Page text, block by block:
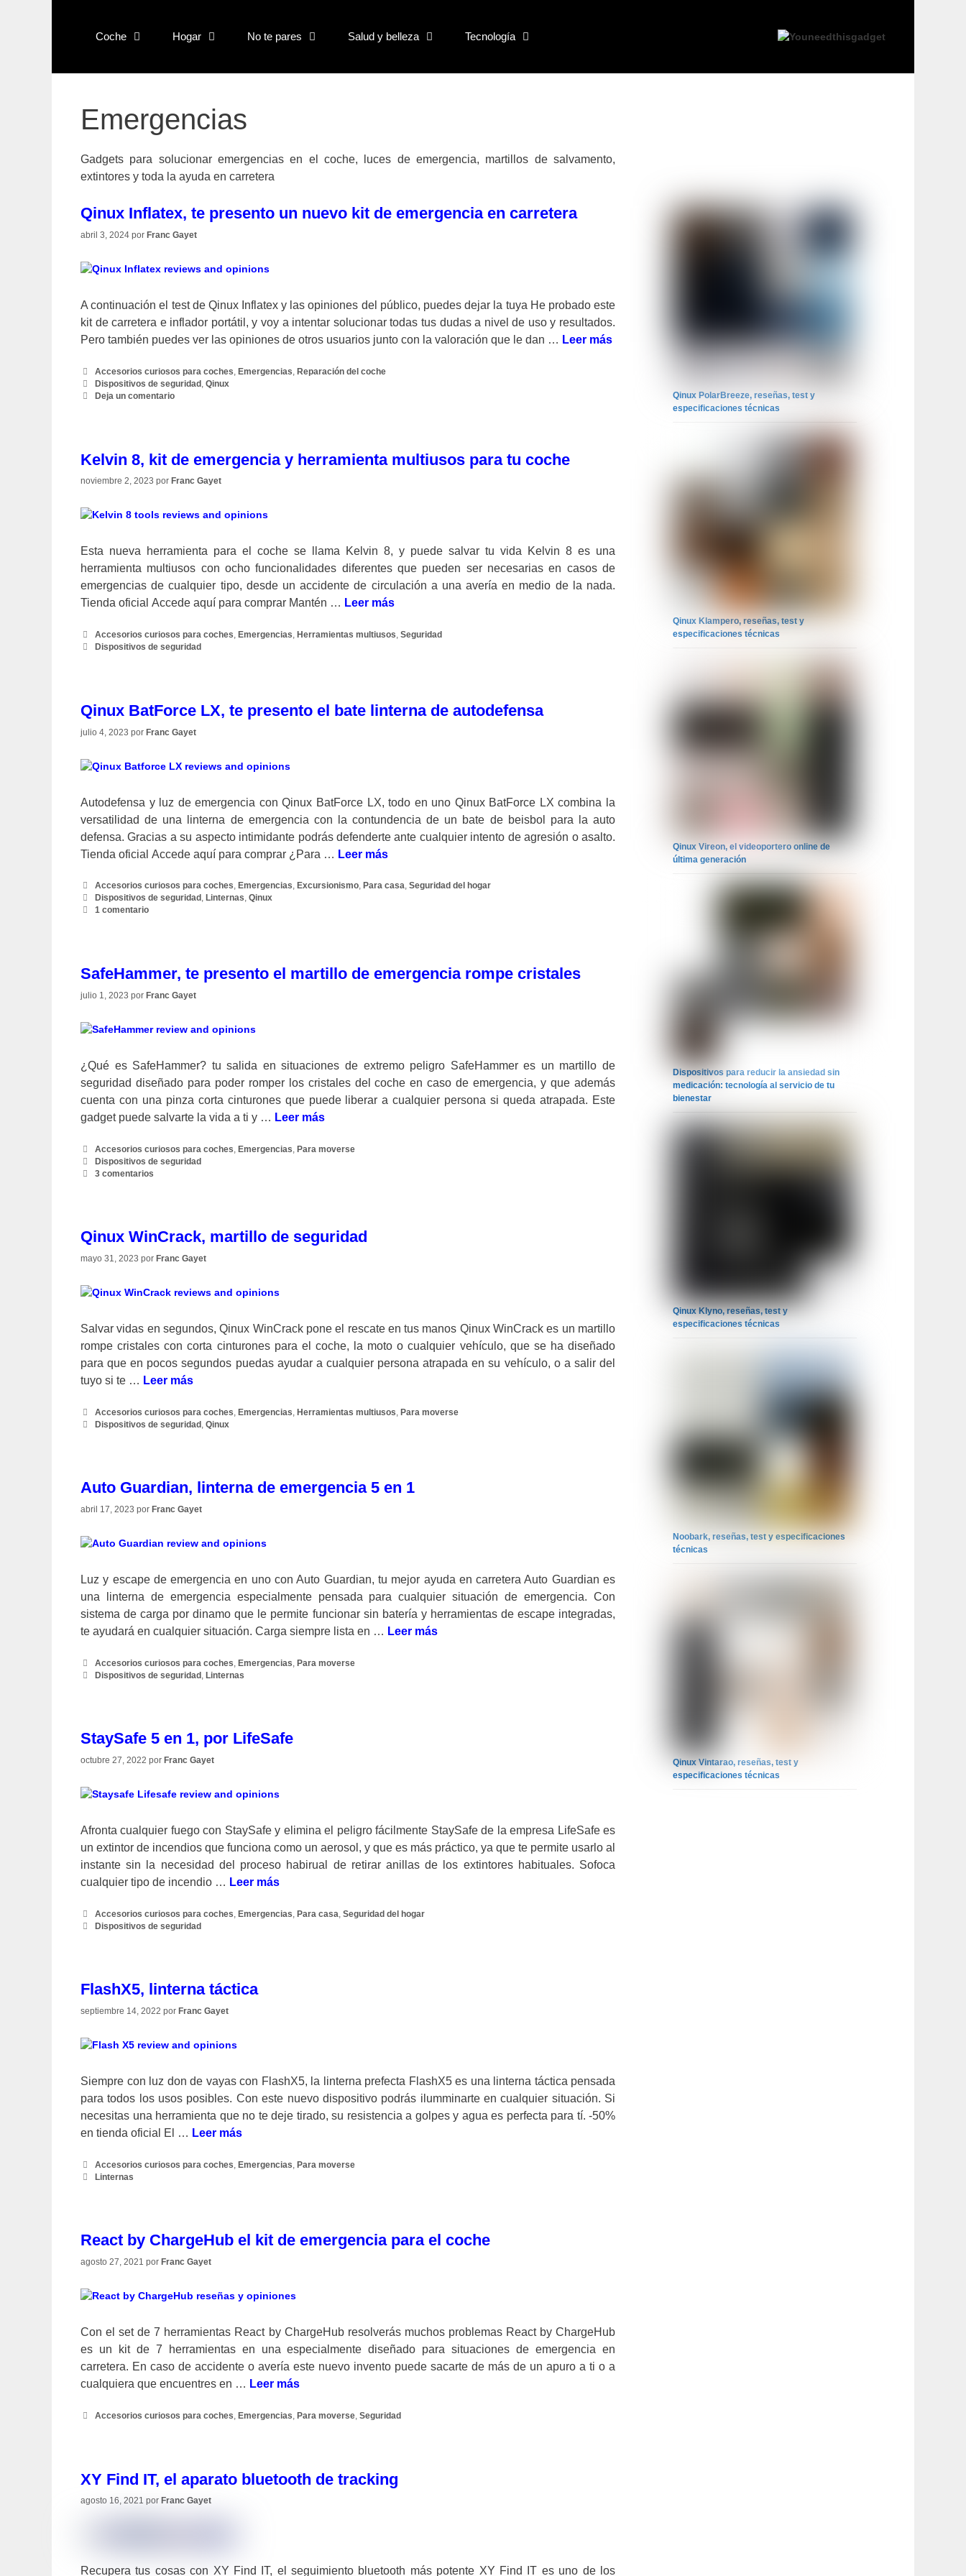
Coche Hogar No te pares Salud y belleza Tecnología
Emergencias
Gadgets para solucionar emergencias en el coche, luces de emergencia, martillos de salvamento,
extintores y toda la ayuda en carretera
Qinux Inflatex, te presento un nuevo kit de emergencia en carretera
abril 3, 2024 por Franc Gayet
A continuación el test de Qinux Inflatex y las opiniones del público, puedes dejar la tuya He probado este
kit de carretera e inflador portátil, y voy a intentar solucionar todas tus dudas a nivel de uso y resultados.
Pero también puedes ver las opiniones de otros usuarios junto con la valoración que le dan … Leer más
Categorías
Accesorios curiosos para coches, Emergencias, Reparación del coche
Etiquetas
Dispositivos de seguridad ,Qinux
Deja un comentario
Kelvin 8, kit de emergencia y herramienta multiusos para tu coche
noviembre 2, 2023 por Franc Gayet
Esta nueva herramienta para el coche se llama Kelvin 8, y puede salvar tu vida Kelvin 8 es una
herramienta multiusos con ocho funcionalidades diferentes que pueden ser necesarias en casos de
emergencias de cualquier tipo, desde un accidente de circulación a una avería en medio de la nada.
Tienda oficial Accede aquí para comprar Mantén … Leer más
Categorías
Accesorios curiosos para coches, Emergencias, Herramientas multiusos,Seguridad
Etiquetas
Dispositivos de seguridad
Qinux BatForce LX, te presento el bate linterna de autodefensa
julio 4, 2023 por Franc Gayet
Autodefensa y luz de emergencia con Qinux BatForce LX, todo en uno Qinux BatForce LX combina la
versatilidad de una linterna de emergencia con la contundencia de un bate de beisbol para la auto
defensa. Gracias a su aspecto intimidante podrás defenderte ante cualquier intento de agresión o asalto.
Tienda oficial Accede aquí para comprar ¿Para … Leer más
Categorías
Accesorios curiosos para coches, Emergencias, Excursionismo, Para casa,Seguridad del hogar
Etiquetas
Dispositivos de seguridad , Linternas,Qinux
1 comentario
SafeHammer, te presento el martillo de emergencia rompe cristales
julio 1, 2023 por Franc Gayet
¿Qué es SafeHammer? tu salida en situaciones de extremo peligro SafeHammer es un martillo de
seguridad diseñado para poder romper los cristales del coche en caso de emergencia, y que además
cuenta con una pinza corta cinturones que puede liberar a cualquier persona si queda atrapada. Este
gadget puede salvarte la vida a ti y … Leer más
Categorías
Accesorios curiosos para coches ,Emergencias ,Para moverse
Etiquetas
Dispositivos de seguridad
3 comentarios
Qinux WinCrack, martillo de seguridad
mayo 31, 2023 por Franc Gayet
Salvar vidas en segundos, Qinux WinCrack pone el rescate en tus manos Qinux WinCrack es un martillo
rompe cristales con corta cinturones para el coche, la moto o cualquier vehículo, que se ha diseñado
para que en pocos segundos puedas ayudar a cualquier persona atrapada en su vehículo, o a salir del
tuyo si te … Leer más
Categorías
Accesorios curiosos para coches ,Emergencias ,Herramientas multiusos ,Para moverse
Etiquetas
Dispositivos de seguridad ,Qinux
Auto Guardian, linterna de emergencia 5 en 1
abril 17, 2023 por Franc Gayet
Luz y escape de emergencia en uno con Auto Guardian, tu mejor ayuda en carretera Auto Guardian es
una linterna de emergencia especialmente pensada para cualquier situación de emergencia. Con
sistema de carga por dinamo que le permite funcionar sin batería y herramientas de escape integradas,
te ayudará en cualquier situación. Carga siempre lista en … Leer más
Categorías
Accesorios curiosos para coches ,Emergencias ,Para moverse
Etiquetas
Dispositivos de seguridad ,Linternas
StaySafe 5 en 1, por LifeSafe
octubre 27, 2022 por Franc Gayet
Afronta cualquier fuego con StaySafe y elimina el peligro fácilmente StaySafe de la empresa LifeSafe es
un extintor de incendios que funciona como un aerosol, y que es más práctico, ya que te permite usarlo al
instante sin la necesidad del proceso habirual de retirar anillas de los extintores habituales. Sofoca
cualquier tipo de incendio … Leer más
Categorías
Accesorios curiosos para coches,Emergencias,Para casa,Seguridad del hogar
Etiquetas
Dispositivos de seguridad
FlashX5, linterna táctica
septiembre 14, 2022 por Franc Gayet
Siempre con luz don de vayas con FlashX5, la linterna prefecta FlashX5 es una linterna táctica pensada
para todos los usos posibles. Con este nuevo dispositivo podrás ilumminarte en cualquier situación. Si
necesitas una herramienta que no te deje tirado, su resistencia a golpes y agua es perfecta para tí. -50%
en tienda oficial El … Leer más
Categorías
Accesorios curiosos para coches, Emergencias, Para moverse
Etiquetas
Linternas
React by ChargeHub el kit de emergencia para el coche
agosto 27, 2021 por Franc Gayet
Con el set de 7 herramientas React by ChargeHub resolverás muchos problemas React by ChargeHub
es un kit de 7 herramientas en una especialmente diseñado para situaciones de emergencia en
carretera. En caso de accidente o avería este nuevo invento puede sacarte de más de un apuro a ti o a
cualquiera que encuentres en … Leer más
Categorías
Accesorios curiosos para coches, Emergencias, Para moverse,Seguridad
XY Find IT, el aparato bluetooth de tracking
agosto 16, 2021 por Franc Gayet
Recupera tus cosas con XY Find IT, el seguimiento bluetooth más potente XY Find IT es uno de los
Qinux PolarBreeze, reseñas, test y
especificaciones técnicas
Qinux Klampero, reseñas, test y
especificaciones técnicas
Qinux Vireon, el videoportero online de
última generación
Dispositivos para reducir la ansiedad sin
medicación: tecnología al servicio de tu
bienestar
Qinux Klyno, reseñas, test y
especificaciones técnicas
Noobark, reseñas, test y especificaciones
técnicas
Qinux Vintarao, reseñas, test y
especificaciones técnicas